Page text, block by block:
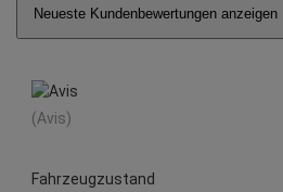
Neueste Kundenbewertungen anzeigen
(Avis)
Fahrzeugzustand